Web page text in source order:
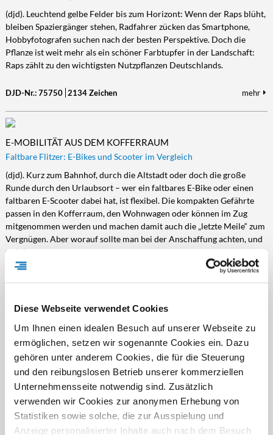
Diese Webseite verwendet Cookies
Um Ihnen einen idealen Besuch auf unserer Webseite zu
ermöglichen, setzen wir sogenannte Cookies ein. Dazu
gehören unter anderem Cookies, die für die Steuerung
und den reibungslosen Betrieb unserer kommerziellen
Unternehmensseite notwendig sind. Zusätzlich
verwenden wir Cookies zur anonymen Erhebung von
Statistiken sowie solche, die zur Ausspielung und
Anzeige personalisierter Inhalte auch nach dem Besuch
(djd). Leuchtend gelbe Felder bis zum Horizont: Wenn der Raps blüht,
bleiben Spaziergänger stehen, Radfahrer zücken das Smartphone,
Hobbyfotografen suchen nach der besten Perspektive. Doch die
Pflanze ist weit mehr als ein schöner Farbtupfer in der Landschaft:
Raps zählt zu den wichtigsten Nutzpflanzen Deutschlands.
DJD-Nr.: 75750 2134 Zeichen mehr
E-MOBILITÄT AUS DEM KOFFERRAUM
Faltbare Flitzer: E-Bikes und Scooter im Vergleich
(djd). Kurz zum Bahnhof, durch die Altstadt oder doch die große
Runde durch den Urlaubsort – wer ein faltbares E-Bike oder einen
faltbaren E-Scooter dabei hat, ist flexibel. Die kompakten Gefährte
passen in den Kofferraum, den Wohnwagen oder können im Zug
mitgenommen werden und machen damit auch die „letzte Meile“ zum
Vergnügen. Aber worauf sollte man bei der Anschaffung achten, und
welche…
DJD-Nr.: 76156 mehr
Zuhause und unterwegs flexibel laden
(djd). Die Elektromobilität etabliert sich als tragende Säule der
Verkehrswende. Nach Zahlen des Kraftfahrt-Bundesamtes waren am
1. Januar 2026 in Deutschland exakt 2.034.260 rein elektrische
Fahrzeuge zugelassen, ein Zuwachs von knapp 400.000 Autos in zwölf
Monaten. Mit dieser Entwicklung gehen ökologische und
ökonomische Vorteile einher. Nach Berechnungen von E.ON spart die
heutige E-Auto-Flotte…